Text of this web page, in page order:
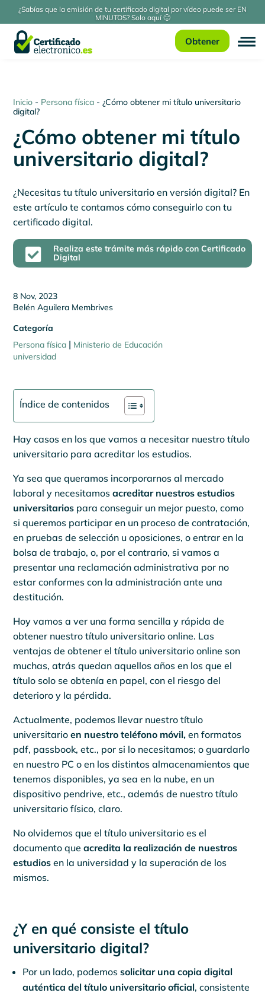
¿Sabías que la emisión de tu certificado digital por vídeo puede ser EN
MINUTOS? Solo aquí 🙂
Obtener
Inicio - Persona física -¿Cómo obtener mi título universitario
digital?
¿Cómo obtener mi título
universitario digital?
¿Necesitas tu título universitario en versión digital? En
este artículo te contamos cómo conseguirlo con tu
certificado digital.

Realiza este trámite más rápido con Certificado
Digital
8 Nov, 2023
Belén Aguilera Membrives
Categoría
Persona física | Ministerio de Educación
universidad
Índice de contenidos
Hay casos en los que vamos a necesitar nuestro título
universitario para acreditar los estudios.
Ya sea que queramos incorporarnos al mercado
laboral y necesitamos acreditar nuestros estudios
universitarios para conseguir un mejor puesto, como
si queremos participar en un proceso de contratación,
en pruebas de selección u oposiciones, o entrar en la
bolsa de trabajo, o, por el contrario, si vamos a
presentar una reclamación administrativa por no
estar conformes con la administración ante una
destitución.
Hoy vamos a ver una forma sencilla y rápida de
obtener nuestro título universitario online. Las
ventajas de obtener el título universitario online son
muchas, atrás quedan aquellos años en los que el
título solo se obtenía en papel, con el riesgo del
deterioro y la pérdida.
Actualmente, podemos llevar nuestro título
universitarioen nuestro teléfono móvil, en formatos
pdf, passbook, etc., por si lo necesitamos; o guardarlo
en nuestro PC o en los distintos almacenamientos que
tenemos disponibles, ya sea en la nube, en un
dispositivo pendrive, etc., además de nuestro título
universitario físico, claro.
No olvidemos que el título universitario es el
documento que acredita la realización de nuestros
estudios en la universidad y la superación de los
mismos.
¿Y en qué consiste el título
universitario digital?
Por un lado, podemossolicitar una copia digital
auténtica del título universitario oficial, consistente